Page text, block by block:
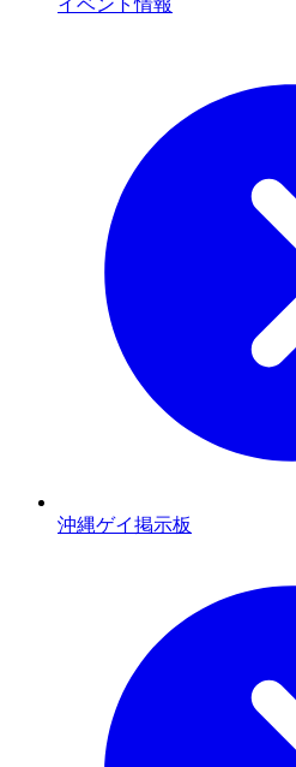
沖縄ゲイ掲示板